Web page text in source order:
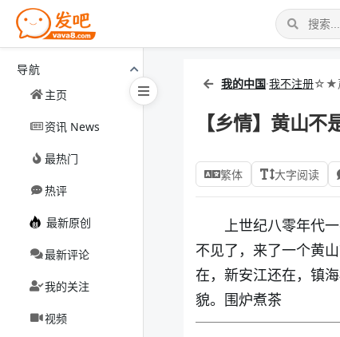
导航
主页
资讯 News
最热门
热评
最新原创
最新评论
我的关注
视频
我的中国·我不注册☆★
【乡情】黄山
繁体 大字阅读
上世纪八零年代
不见了，来了一个黄
在，新安江还在，镇
貌。围炉煮茶